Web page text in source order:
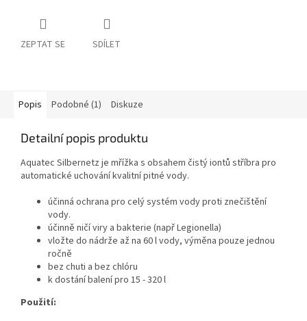
ZEPTAT SE SDÍLET
Popis Podobné (1) Diskuze
Detailní popis produktu
Aquatec Silbernetz je mřížka s obsahem čistý iontů stříbra pro
automatické uchování kvalitní pitné vody.
účinná ochrana pro celý systém vody proti znečištění
vody.
účinně ničí viry a bakterie (např Legionella)
vložte do nádrže až na 60 l vody, výměna pouze jednou
ročně
bez chuti a bez chlóru
k dostání balení pro 15 - 320 l
Použití: